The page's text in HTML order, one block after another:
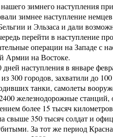
зимнего наступления
зимнее наступление
и Эльзаса и дали
перейти в наступление
операции на Западе с
Армии на Востоке.
наступления в январе
300 городов, захватили до
танки, самолеты
железнодорожные станций,
более 15 тысяч
свыше 350 тысяч солдат и
За тот же период